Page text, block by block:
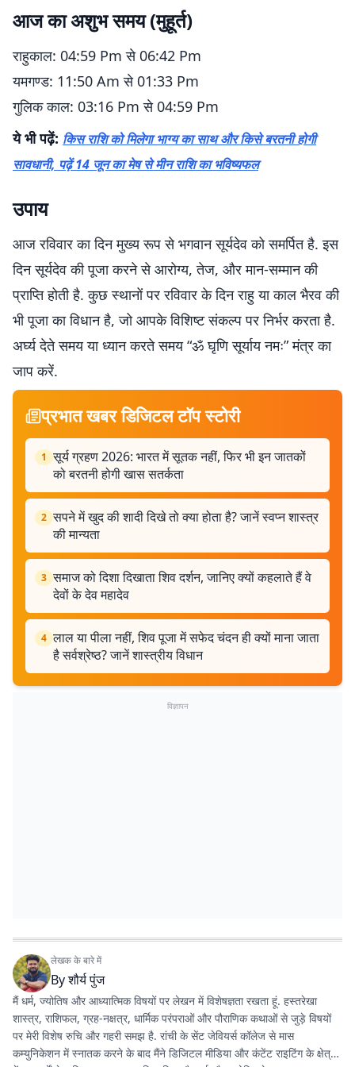
आज का अशुभ समय (मुहूर्त)
राहुकाल: 04:59 Pm से 06:42 Pm
यमगण्ड: 11:50 Am से 01:33 Pm
गुलिक काल: 03:16 Pm से 04:59 Pm
ये भी पढ़ें: किस राशि को मिलेगा भाग्य का साथ और किसे बरतनी होगी
सावधानी, पढ़ें 14 जून का मेष से मीन राशि का भविष्यफल
उपाय
आज रविवार का दिन मुख्य रूप से भगवान सूर्यदेव को समर्पित है. इस
दिन सूर्यदेव की पूजा करने से आरोग्य, तेज, और मान-सम्मान की
प्राप्ति होती है. कुछ स्थानों पर रविवार के दिन राहु या काल भैरव की
भी पूजा का विधान है, जो आपके विशिष्ट संकल्प पर निर्भर करता है.
अर्घ्य देते समय या ध्यान करते समय “ॐ घृणि सूर्याय नमः” मंत्र का
जाप करें.
प्रभात खबर डिजिटल टॉप स्टोरी
1 सूर्य ग्रहण 2026: भारत में सूतक नहीं, फिर भी इन जातकों
को बरतनी होगी खास सतर्कता
2 सपने में खुद की शादी दिखे तो क्या होता है? जानें स्वप्न शास्त्र
की मान्यता
3 समाज को दिशा दिखाता शिव दर्शन, जानिए क्यों कहलाते हैं वे
देवों के देव महादेव
4 लाल या पीला नहीं, शिव पूजा में सफेद चंदन ही क्यों माना जाता
है सर्वश्रेष्ठ? जानें शास्त्रीय विधान
विज्ञापन
लेखक के बारे में
Byशौर्य पुंज
मैं धर्म, ज्योतिष और आध्यात्मिक विषयों पर लेखन में विशेषज्ञता रखता हूं. हस्तरेखा
शास्त्र, राशिफल, ग्रह-नक्षत्र, धार्मिक परंपराओं और पौराणिक कथाओं से जुड़े विषयों
पर मेरी विशेष रुचि और गहरी समझ है. रांची के सेंट जेवियर्स कॉलेज से मास
कम्युनिकेशन में स्नातक करने के बाद मैंने डिजिटल मीडिया और कंटेंट राइटिंग के क्षेत्र